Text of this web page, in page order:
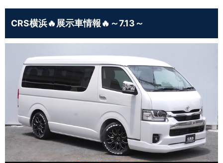
CRS横浜🔥展示車情報🔥～7.13～